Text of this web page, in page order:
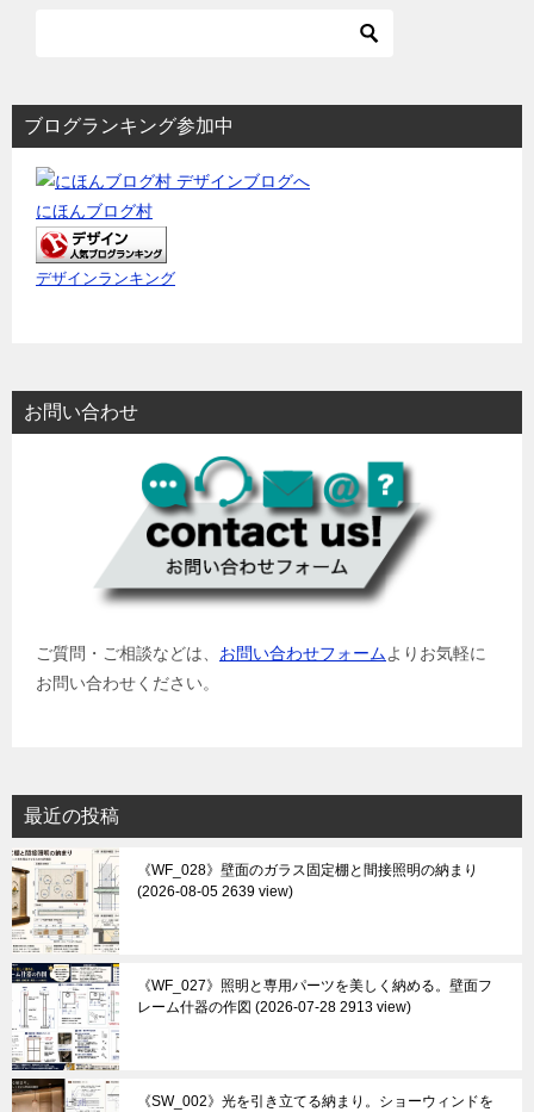
ブログランキング参加中
にほんブログ村
デザインランキング
お問い合わせ
ご質問・ご相談などは、 お問い合わせフォームよりお気軽に
お問い合わせください。
最近の投稿
《WF_028》壁面のガラス固定棚と間接照明の納まり
2026-08-05 2639 view
《WF_027》照明と専用パーツを美しく納める。壁面フ
レーム什器の作図
2026-07-28 2913 view
《SW_002》光を引き立てる納まり。ショーウィンドを